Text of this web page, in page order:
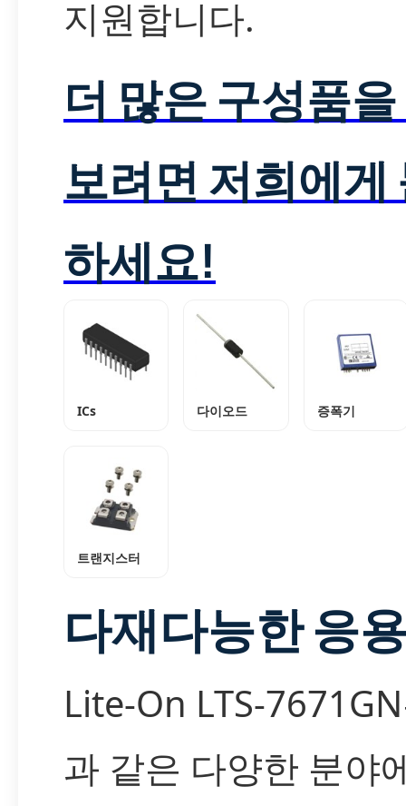
지원합니다.
더 많은 구성품
보려면 저희에게
하세요!
ICs 다이오드 증폭기
트랜지스터
다재다능한 응
Lite-On LTS-
과 같은 다양한 분야